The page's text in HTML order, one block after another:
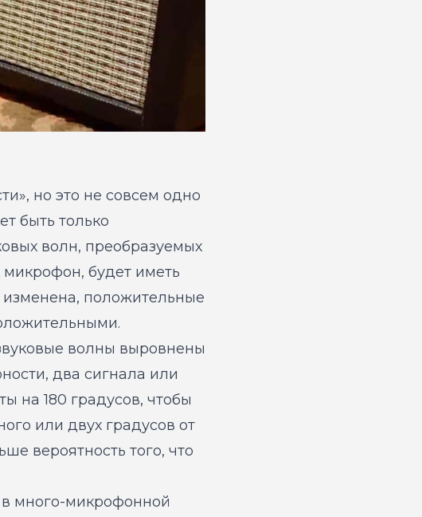
но это не совсем одно
быть только
волн, преобразуемых
микрофон, будет иметь
положительные
волны выровнены
два сигнала или
на 180 градусов, чтобы
или двух градусов от
вероятность того, что
в много-микрофонной